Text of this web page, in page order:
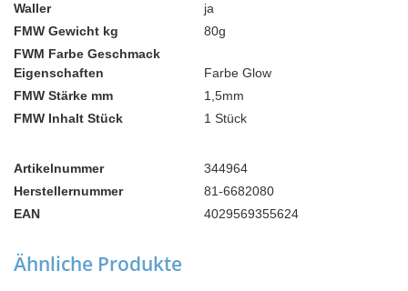
Waller
ja
FMW Gewicht kg
80g
FWM Farbe Geschmack
Eigenschaften
Farbe Glow
FMW Stärke mm
1,5mm
FMW Inhalt Stück
1 Stück
Artikelnummer
344964
Herstellernummer
81-6682080
EAN
4029569355624
Ähnliche Produkte